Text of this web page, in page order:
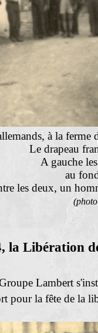
à la
Le drapeau
A gauche
au
les deux, un
la Libération
Lambert
pour la fête de la